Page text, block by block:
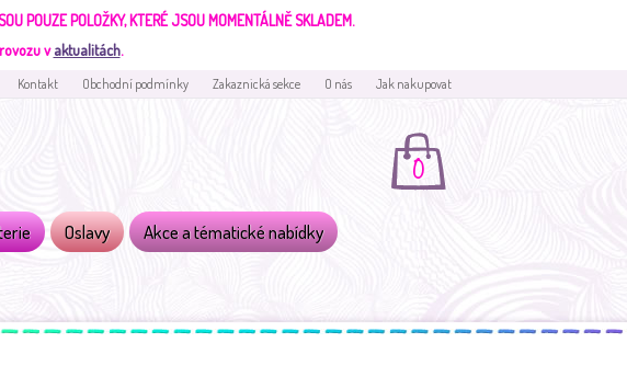
POUZE POLOŽKY, KTERÉ JSOU MOMENTÁLNĚ SKLADEM.
vaktualitách.
Kontakt Obchodní podmínky Zakaznická sekce O nás Jak nakupovat
0
Oslavy
Akce a tématické nabídky